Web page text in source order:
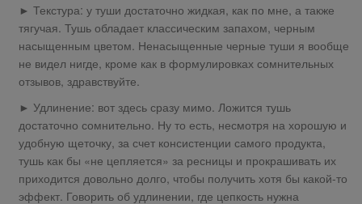
► Текстура: у туши достаточно жидкая, как по мне, а также
тягучая. Тушь обладает классическим запахом, черным
насыщенным цветом. Ненасыщенные черные туши я вообще
не видел нигде, кроме как в формулировках сомнительных
отзывов, здравствуйте.
► Удлинение: вот здесь сразу мимо. Ложится тушь
достаточно сомнительно. Ну то есть, несмотря на хорошую и
удобную щеточку, за счет консистенции самого продукта,
тушь как бы «не цепляется» за ресницы и прокрашивать их
приходится довольно долго, чтобы получить хотя бы какой-то
эффект. Говорить об удлинении, где цепкость нужна